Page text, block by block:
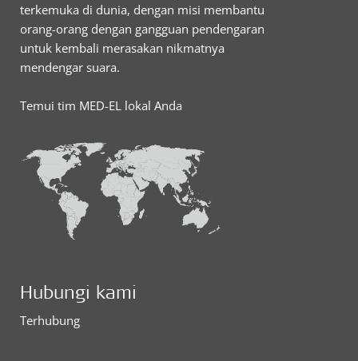
terkemuka di dunia, dengan misi membantu
orang-orang dengan gangguan pendengaran
untuk kembali merasakan nikmatnya
mendengar suara.
Temui tim MED-EL lokal Anda
Hubungi kami
Terhubung